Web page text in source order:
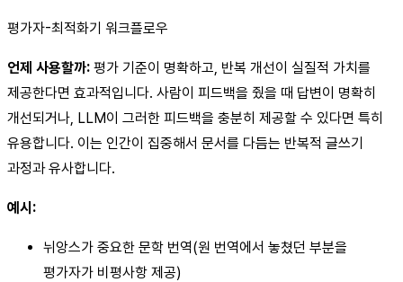
평가자-최적화기 워크플로우
언제 사용할까: 평가 기준이 명확하고, 반복 개선이 실질적 가치를
제공한다면 효과적입니다. 사람이 피드백을 줬을 때 답변이 명확히
개선되거나, LLM이 그러한 피드백을 충분히 제공할 수 있다면 특히
유용합니다. 이는 인간이 집중해서 문서를 다듬는 반복적 글쓰기
과정과 유사합니다.
예시:
뉘앙스가 중요한 문학 번역(원 번역에서 놓쳤던 부분을
평가자가 비평사항 제공)